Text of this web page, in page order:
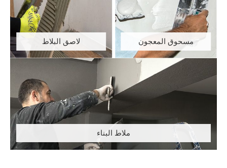
مسحوق المعجون لاصق البلاط
ملاط البناء